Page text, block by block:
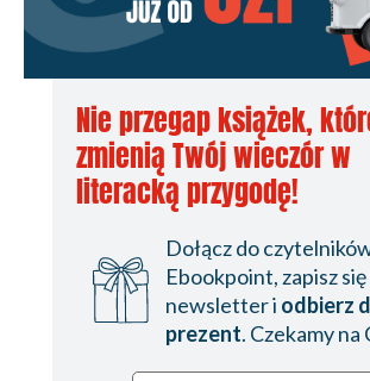
Nie przegap książek,
zmienią Twój wieczór w
literacką przygodę!
Dołącz do
Ebookpoint, zapisz się
newsletter i odbierz
prezent. Czekamy na